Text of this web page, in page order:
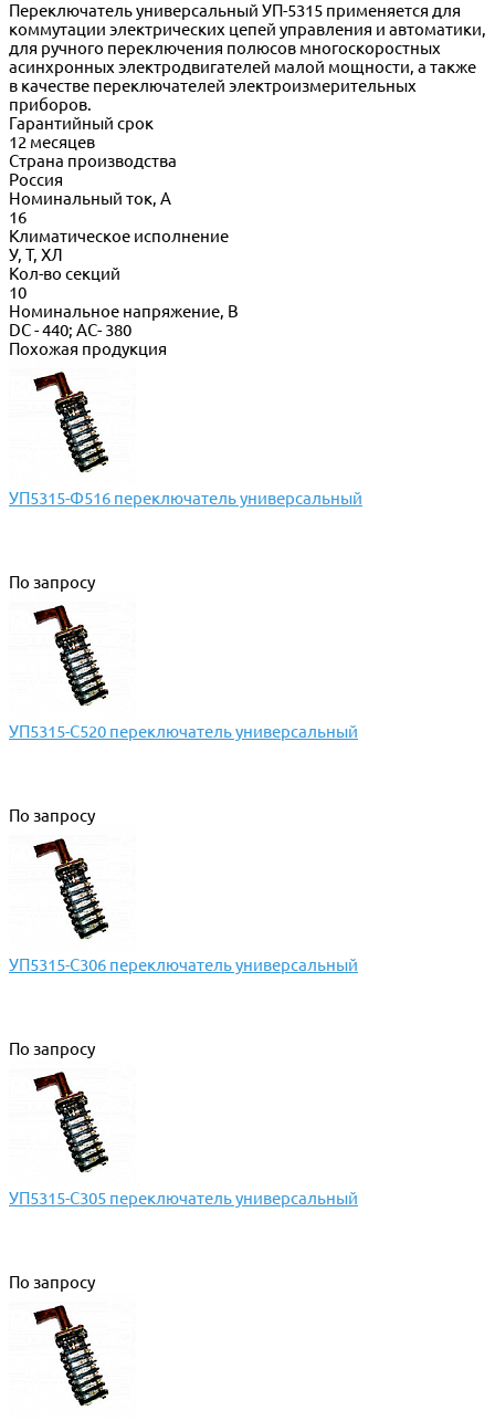
Переключатель универсальный УП-5315 применяется для
коммутации электрических цепей управления и автоматики,
для ручного переключения полюсов многоскоростных
асинхронных электродвигателей малой мощности, а также
в качестве переключателей электроизмерительных
приборов.
Гарантийный срок
12 месяцев
Страна производства
Россия
Номинальный ток, А
16
Климатическое исполнение
У, Т, ХЛ
Кол-во секций
10
Номинальное напряжение, В
DC - 440; AC- 380
Похожая продукция
УП5315-Ф516 переключатель универсальный
По запросу
УП5315-С520 переключатель универсальный
По запросу
УП5315-С306 переключатель универсальный
По запросу
УП5315-С305 переключатель универсальный
По запросу